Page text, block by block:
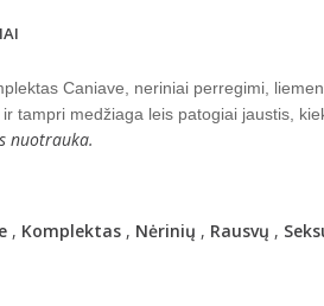
Caniave, neriniai perregimi,
tampri medžiaga leis patogiai jaustis,
nuotrauka.
, Komplektas, Nėrinių , Rausvų ,